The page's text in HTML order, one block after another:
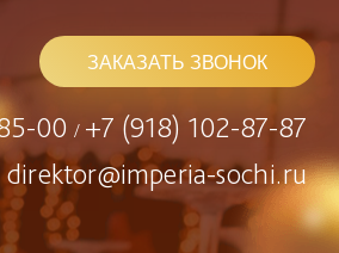
ЗАКАЗАТЬ ЗВОНОК
00 / +7 (918) 102-87-87
direktor@imperia-sochi.ru